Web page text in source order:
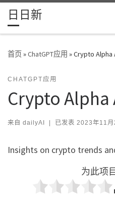
Skip to content
日日新
首页»ChatGPT应用 »Crypto Alpha
CHATGPT应用
Crypto Alpha
来自 dailyAI | 已发表 2023年11月
Insights on crypto trends
为此项